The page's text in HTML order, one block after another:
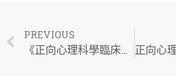
PREVIOUS
《正向心理科學臨床實務》：從實習到退休，「正向心理」讓不同的職涯挑戰更容易駕馭